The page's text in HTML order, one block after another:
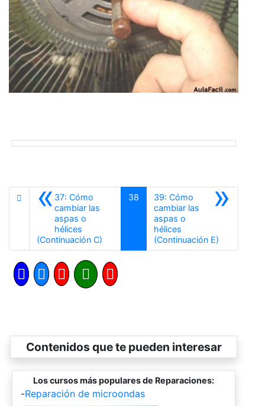
«37: Cómo
cambiar las
aspas o
hélices
(Continuación C)
38 »
39: Cómo
cambiar las
aspas o
hélices
(Continuación E)
Contenidos que te pueden interesar
Los cursos más populares de Reparaciones:
-Reparación de microondas